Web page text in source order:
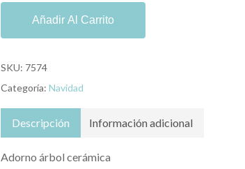
Añadir Al Carrito
SKU: 7574
Categoría: Navidad
Descripción Información adicional
Adorno árbol cerámica